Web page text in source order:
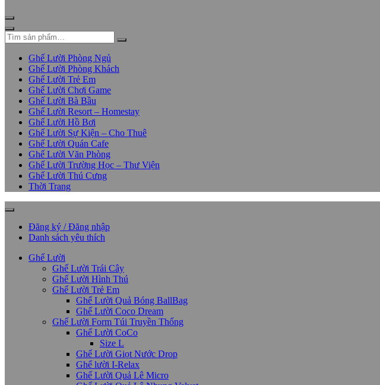
Ghế Lười Phòng Ngủ
Ghế Lười Phòng Khách
Ghế Lười Trẻ Em
Ghế Lười Chơi Game
Ghế Lười Bà Bầu
Ghế Lười Resort – Homestay
Ghế Lười Hồ Bơi
Ghế Lười Sự Kiện – Cho Thuê
Ghế Lười Quán Cafe
Ghế Lười Văn Phòng
Ghế Lười Trường Học – Thư Viện
Ghế Lười Thú Cưng
Thời Trang
Đăng ký / Đăng nhập
Danh sách yêu thích
Ghế Lười
Ghế Lười Trái Cây
Ghế Lười Hình Thú
Ghế Lười Trẻ Em
Ghế Lười Quả Bóng BallBag
Ghế Lười Coco Dream
Ghế Lười Form Túi Truyền Thống
Ghế Lười CoCo
Size L
Ghế Lười Giọt Nước Drop
Ghế lười I-Relax
Ghế Lười Quả Lê Micro